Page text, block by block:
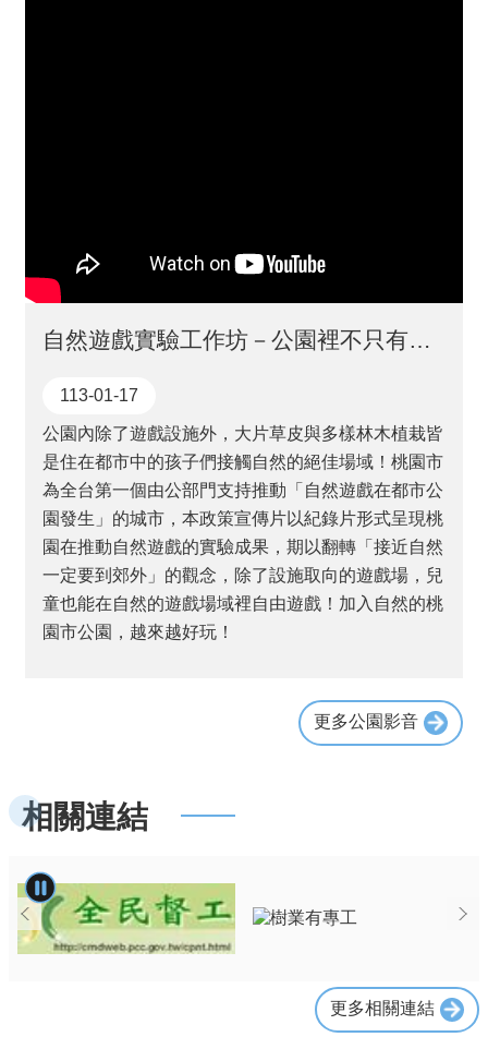
自然遊戲實驗工作坊－公園裡不只有遊具，還有大自然！
113-01-17
公園內除了遊戲設施外，大片草皮與多樣林木植栽皆
是住在都市中的孩子們接觸自然的絕佳場域！桃園市
為全台第一個由公部門支持推動「自然遊戲在都市公
園發生」的城市，本政策宣傳片以紀錄片形式呈現桃
園在推動自然遊戲的實驗成果，期以翻轉「接近自然
一定要到郊外」的觀念，除了設施取向的遊戲場，兒
童也能在自然的遊戲場域裡自由遊戲！加入自然的桃
園市公園，越來越好玩！
更多公園影音
相關連結
更多相關連結